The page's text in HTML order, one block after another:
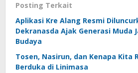
Posting Terkait
Aplikasi Kre Alang Resmi
Dekranasda Ajak Generasi Muda
Budaya
Tosen, Nasirun, dan Kenapa Kita
Berduka di Linimasa